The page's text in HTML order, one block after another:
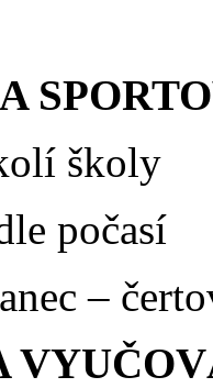
školy
počasí
–